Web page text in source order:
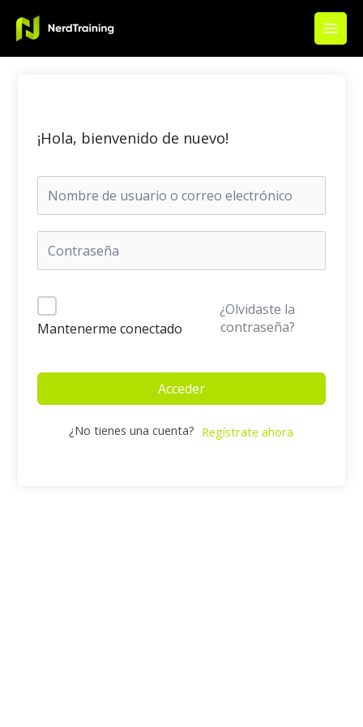
contenido
Main
¡Hola, bienvenido de nuevo!
Mantenerme conectado
¿Olvidaste la
contraseña?
Acceder
¿No tienes una cuenta? Regístrate ahora